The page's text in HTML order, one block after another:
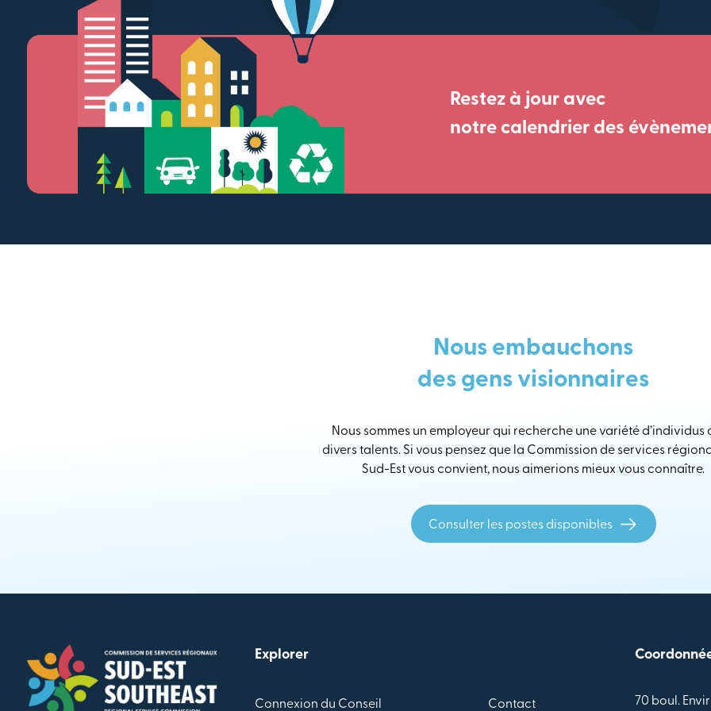
Restez à jour avec
notre calendrier des
Nous embauchons
des gens visionnaires
Nous sommes un employeur qui recherche une variété d’individus
divers talents. Si vous pensez que la Commission de services
Sud-Est vous convient, nous aimerions mieux vous connaître.
Consulter les postes disponibles
Explorer
Connexion du Conseil Contact 70 boul.